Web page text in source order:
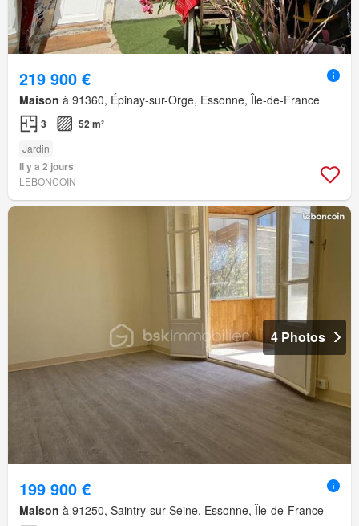
219 900 €
Maison à 91360, Épinay-sur-Orge, Essonne, Île-de-France
3 52 m²
Jardin
Il y a 2 jours
LEBONCOIN
4 Photos
199 900 €
Maison à 91250, Saintry-sur-Seine, Essonne, Île-de-France